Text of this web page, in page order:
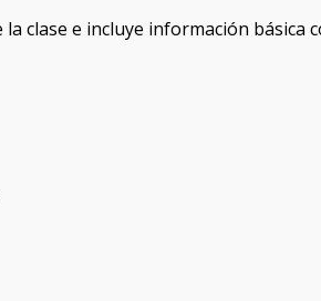
clase e incluye información básica